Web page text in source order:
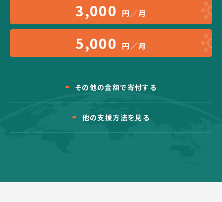
3,000 円／月
5,000 円／月
その他の金額で寄付する
他の支援方法を見る